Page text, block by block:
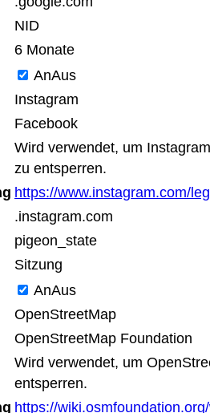
NID
6 Monate
AnAus
Instagram
Facebook
Wird verwendet, um
zu entsperren.
https://www.instagram.com/
.instagram.com
pigeon_state
Sitzung
AnAus
OpenStreetMap
OpenStreetMap Foundation
Wird verwendet, um
entsperren.
https://